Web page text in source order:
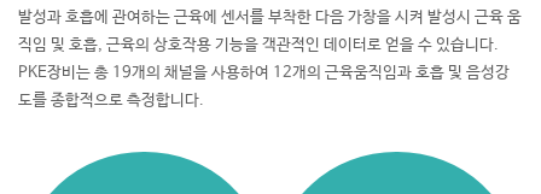
발성과 호흡에 관여하는 근육에 센서를 부착한 다음 가창을 시켜 발성시 근육 움
직임 및 호흡, 근육의 상호작용 기능을 객관적인 데이터로 얻을 수 있습니다.
PKE장비는 총 19개의 채널을 사용하여 12개의 근육움직임과 호흡 및 음성강
도를 종합적으로 측정합니다.